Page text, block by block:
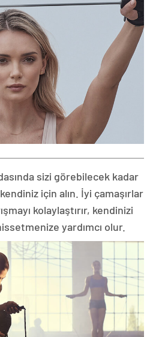
sizi görebilecek kadar
için alın. İyi çamaşırlar
kolaylaştırır, kendinizi
yardımcı olur.